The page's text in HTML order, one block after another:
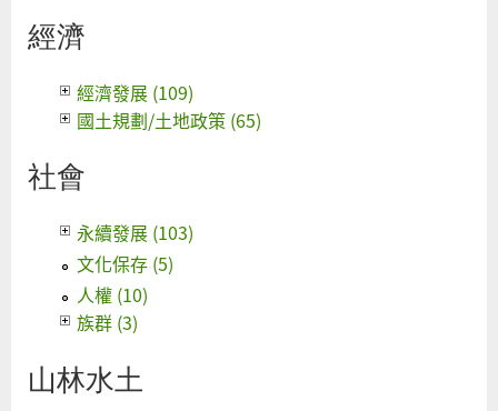
經濟
經濟發展 (109)
國土規劃/土地政策 (65)
社會
永續發展 (103)
文化保存 (5)
人權 (10)
族群 (3)
山林水土